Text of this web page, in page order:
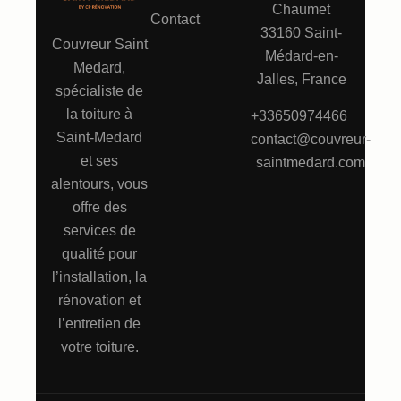
Couvreur Saint
Medard,
spécialiste de
la toiture à
Saint-Medard
et ses
alentours, vous
offre des
services de
qualité pour
l’installation, la
rénovation et
l’entretien de
votre toiture.
Contact
Chaumet
33160 Saint-
Médard-en-
Jalles, France
+33650974466
contact@couvreur-
saintmedard.com